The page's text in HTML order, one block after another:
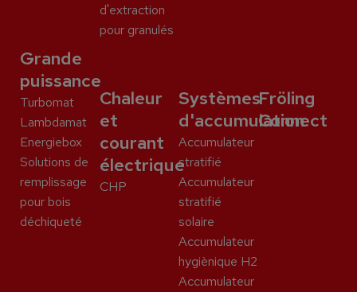
d'extraction
pour granulés
Grande
puissance
Turbomat
Lambdamat
Energiebox
Solutions de
remplissage
pour bois
déchiqueté
Chaleur
et
courant
électrique
CHP
Systèmes
d'accumulation
Accumulateur
stratifié
Accumulateur
stratifié
solaire
Accumulateur
hygiènique H2
Accumulateur
Fröling
Connect